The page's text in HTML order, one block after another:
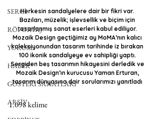
SERGİ
RÖPORTAJ
YORUM
HABER
GÖSTERİ SANATLARI
ARŞİV
Herkesin sandalyelere dair bir fikri var.
Bazıları, müzelik; işlevsellik ve biçim için
tasarlanmış sanat eserleri kabul ediliyor.
Mozaik Design geçtiğimiz ay MoMA’nın kalıcı
koleksiyonundan tasarım tarihinde iz bırakan
100 ikonik sandalyeye ev sahipliği yaptı.
Sergiden beş tasarımın hikayesini derledik ve
Mozaik Design’ın kurucusu Yaman Erturan,
tasarım dünyasına dair sorularımızı yanıtladı
1.098 kelime